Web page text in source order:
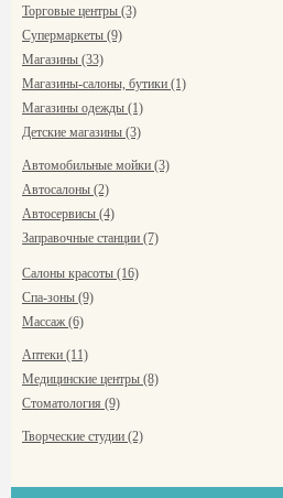
Торговые центры (3)
Супермаркеты (9)
Магазины (33)
Магазины-салоны, бутики (1)
Магазины одежды (1)
Детские магазины (3)
Автомобильные мойки (3)
Автосалоны (2)
Автосервисы (4)
Заправочные станции (7)
Салоны красоты (16)
Спа-зоны (9)
Массаж (6)
Аптеки (11)
Медицинские центры (8)
Стоматология (9)
Творческие студии (2)